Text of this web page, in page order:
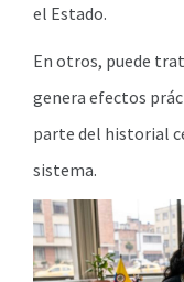
el Estado.
En otros, puede
genera efectos
parte del historial
sistema.